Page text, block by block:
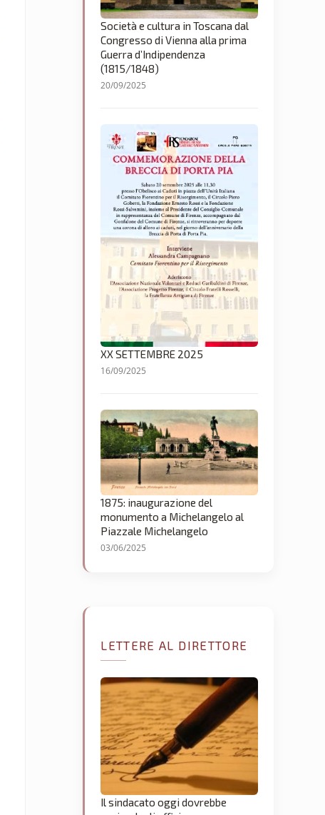
Società e cultura in Toscana dal
Congresso di Vienna alla prima
Guerra d’Indipendenza
(1815/1848)
20/09/2025
XX SETTEMBRE 2025
16/09/2025
1875: inaugurazione del
monumento a Michelangelo al
Piazzale Michelangelo
03/06/2025
LETTERE AL DIRETTORE
Il sindacato oggi dovrebbe